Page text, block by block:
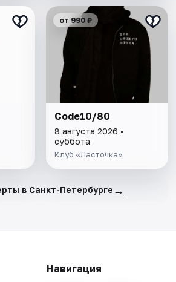
от 990 ₽
Code10/80
8 августа 2026 •
суббота
Клуб «Ласточка»
в Санкт-Петербурге →
Навигация